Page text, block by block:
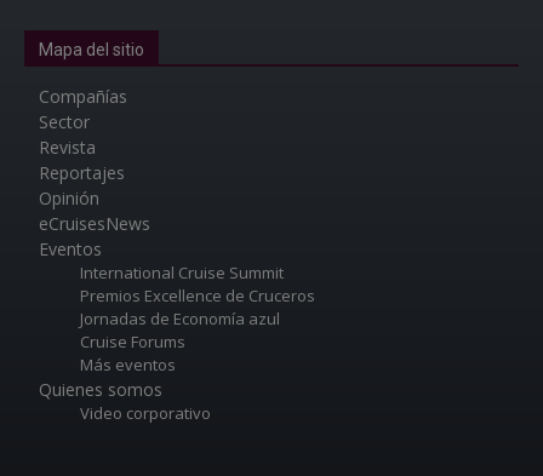
Mapa del sitio
Compañías
Sector
Revista
Reportajes
Opinión
eCruisesNews
Eventos
International Cruise Summit
Premios Excellence de Cruceros
Jornadas de Economía azul
Cruise Forums
Más eventos
Quienes somos
Video corporativo